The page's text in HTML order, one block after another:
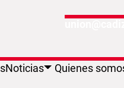
Quienes
Noticias